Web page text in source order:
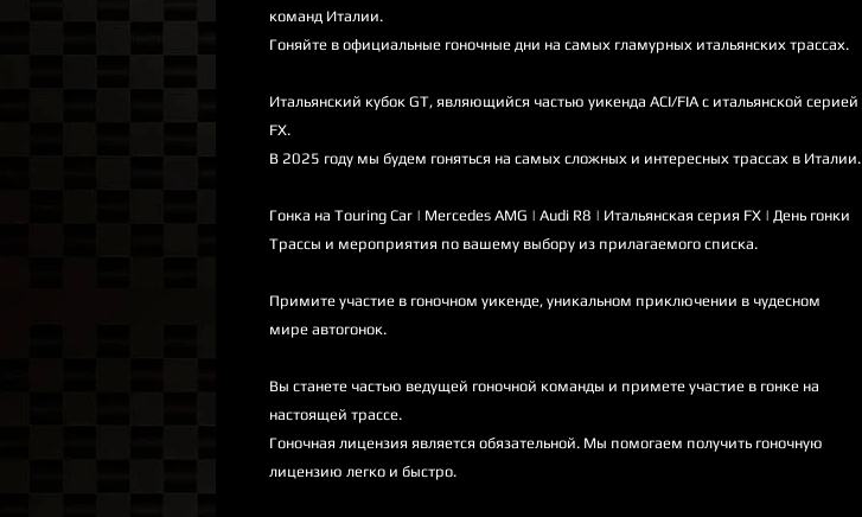
команд Италии.
Гоняйте в официальные гоночные дни на самых гламурных итальянских трассах.
Итальянский кубок GT, являющийся частью уикенда ACI/FIA с итальянской серией
FX.
В 2025 году мы будем гоняться на самых сложных и интересных трассах в Италии.
Гонка на Touring Car | Mercedes AMG | Audi R8 | Итальянская серия FX | День гонки
Трассы и мероприятия по вашему выбору из прилагаемого списка.
Примите участие в гоночном уикенде, уникальном приключении в чудесном
мире автогонок.
Вы станете частью ведущей гоночной команды и примете участие в гонке на
настоящей трассе.
Гоночная лицензия является обязательной. Мы помогаем получить гоночную
лицензию легко и быстро.